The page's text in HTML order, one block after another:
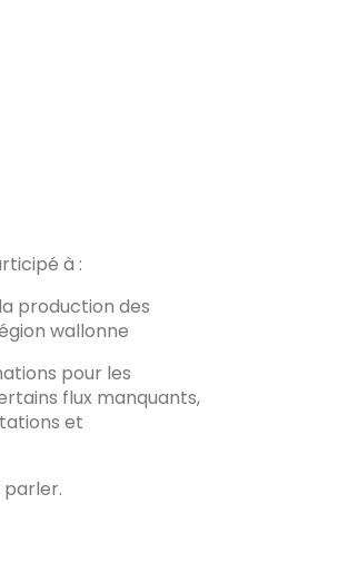
à :
production des
wallonne
pour les
flux manquants,
et